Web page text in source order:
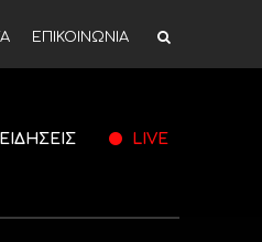
ΕΠΙΚΟΙΝΩΝΙΑ
LIVE